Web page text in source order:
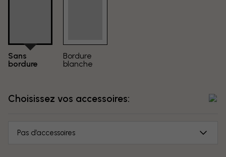
Sans
bordure
Bordure
blanche
Choisissez vos accessoires:
Pas d’accessoires